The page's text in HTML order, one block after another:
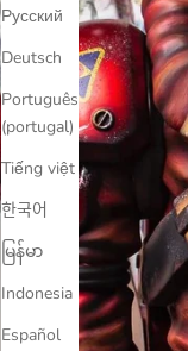
Русский
Deutsch
Português
(portugal)
Tiếng việt
한국어
မြန်မာ
Indonesia
Español